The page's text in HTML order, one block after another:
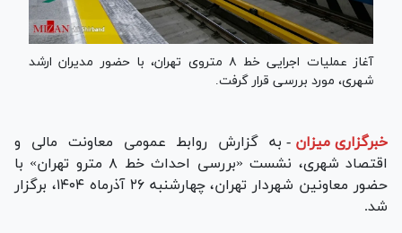
آغاز عملیات اجرایی خط ۸ متروی تهران، با حضور مدیران ارشد
شهری، مورد بررسی قرار گرفت.
خبرگزاری میزان - به گزارش روابط عمومی معاونت مالی و
اقتصاد شهری، نشست «بررسی احداث خط ۸ مترو تهران» با
حضور معاونین شهردار تهران، چهارشنبه ۲۶ آذرماه ۱۴۰۴، برگزار
شد.